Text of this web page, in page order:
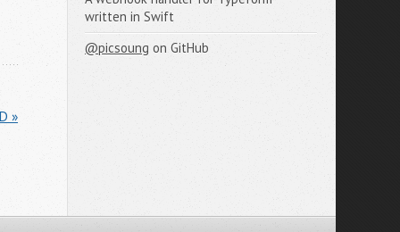
»
written in Swift
@picsoung on GitHub